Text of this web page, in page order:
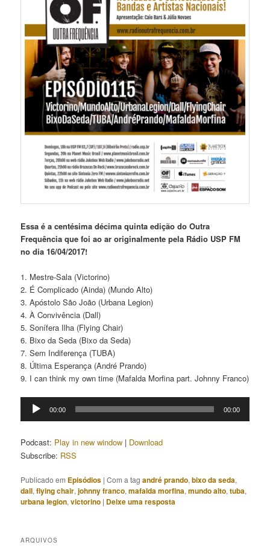
Essa é a centésima décima quinta edição do Outra
Frequência que foi ao ar originalmente pela Rádio USP FM
no dia 16/04/2017!
1. Mestre-Sala (Victorino)
2. É Complicado (Ainda) (Mundo Alto)
3. Apóstolo São João (Urbana Legion)
4. À Convivência (Dall)
5. Sonífera Ilha (Flying Chair)
6. Bixo da Seda (Bixo da Seda)
7. Sem Indiferença (TUBA)
8. Última Esperança (André Prando)
9. I can think my own time (Mafalda Morfina part. Johnny Franco)
Tocador
00:00 00:00
Podcast: Play in new window | Download
Subscribe: RSS
Publicado em Episódios |Com a tagandré prando,bixo da seda,
dall,flying chair,johnny franco,mafalda morfina,mundo alto,tuba,
urbana legion,victorino | Deixe uma resposta
ARQUIVOS